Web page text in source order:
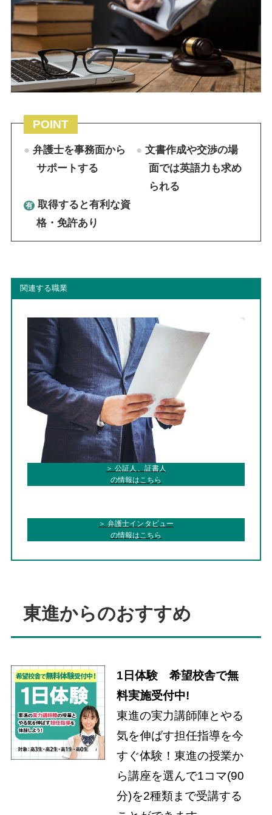
POINT
弁護士を事務面から
サポートする
文書作成や交渉の場
面では英語力も求め
られる
取得すると有利な資
格・免許あり
関連する職業
＞ 公証人、証書人
の情報はこちら
＞ 弁護士インタビュー
の情報はこちら
東進からのおすすめ
1日体験 希望校舎で無
料実施受付中!
東進の実力講師陣とやる
気を伸ばす担任指導を今
すぐ体験！東進の授業か
ら講座を選んで1コマ(90
分)を2種類まで受講する